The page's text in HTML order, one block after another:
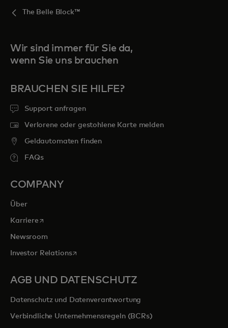
The Belle Block™
Wir sind immer für Sie da,
wenn Sie uns brauchen
BRAUCHEN SIE HILFE?
Support anfragen
Verlorene oder gestohlene Karte melden
Geldautomaten finden
FAQs
COMPANY
Über
Karrierewird in einer neuen Registerkarte geöffnet
Newsroom
Investor Relationswird in einer neuen Registerkarte geöffnet
AGB UND DATENSCHUTZ
Datenschutz und Datenverantwortung
Verbindliche Unternehmensregeln (BCRs)